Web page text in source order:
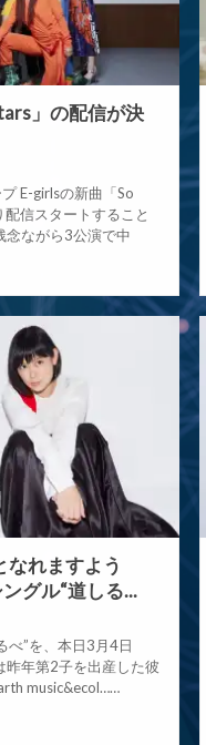
」の配信が決
E-girlsの新曲「So
信スタートすること
念ながら3公演で中
なれますよう
グル“道しる...
べ”を、本日3月4日
昨年第2子を出産した彼
music&ecol……